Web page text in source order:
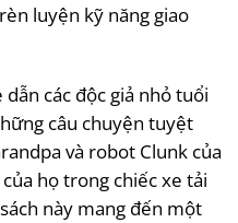
luyện kỹ năng giao
các độc giả nhỏ tuổi
câu chuyện tuyệt
và robot Clunk của
họ trong chiếc xe tải
này mang đến một